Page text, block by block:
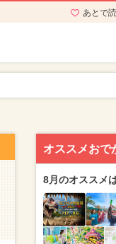
あとで
オススメおで
8月のオススメ